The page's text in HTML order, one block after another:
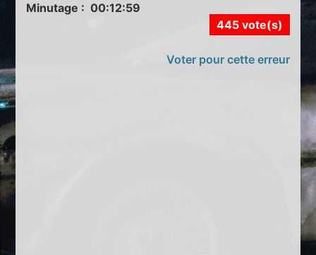
Minutage : 00:12:59
445 vote(s)
Voter pour cette erreur